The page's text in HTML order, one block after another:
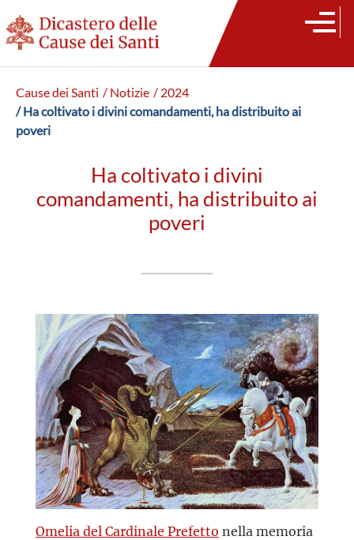
Cause dei Santi / Notizie / 2024
/ Ha coltivato i divini comandamenti, ha distribuito ai
poveri
Ha coltivato i divini
comandamenti, ha distribuito ai
poveri
Omelia del Cardinale Prefetto nella memoria